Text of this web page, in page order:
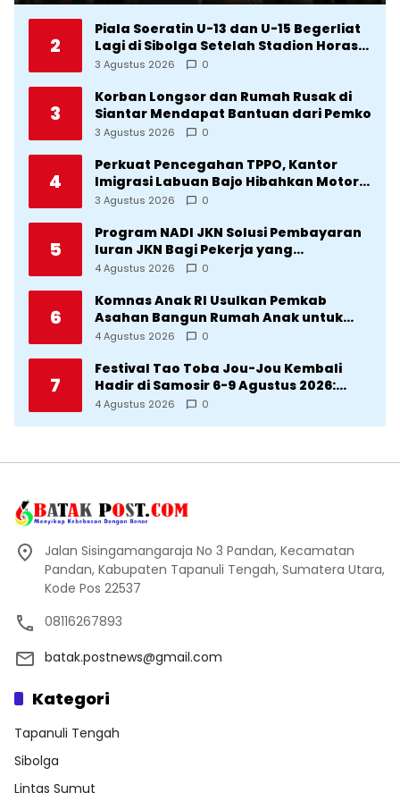
2
Piala Soeratin U-13 dan U-15 Begerliat
Lagi di Sibolga Setelah Stadion Horas
Direvitalisasi Wali Kota
3 Agustus 2026 0
3
Korban Longsor dan Rumah Rusak di
Siantar Mendapat Bantuan dari Pemko
3 Agustus 2026 0
4
Perkuat Pencegahan TPPO, Kantor
Imigrasi Labuan Bajo Hibahkan Motor
Operasional ke Lima Desa di
3 Agustus 2026 0
5
Program NADI JKN Solusi Pembayaran
Iuran JKN Bagi Pekerja yang
Penghasilannya Tidak Tetap
4 Agustus 2026 0
6
Komnas Anak RI Usulkan Pemkab
Asahan Bangun Rumah Anak untuk
Korban Kekerasan
4 Agustus 2026 0
7
Festival Tao Toba Jou-Jou Kembali
Hadir di Samosir 6-9 Agustus 2026:
Datang Saksikan Kemeriahan dan Raih
4 Agustus 2026 0
Jalan Sisingamangaraja No 3 Pandan, Kecamatan
Pandan, Kabupaten Tapanuli Tengah, Sumatera Utara,
Kode Pos 22537
08116267893
batak.postnews@gmail.com
Kategori
Tapanuli Tengah
Sibolga
Lintas Sumut